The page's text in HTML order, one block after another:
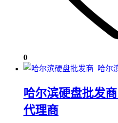
0
哈尔滨硬盘批发
代理商